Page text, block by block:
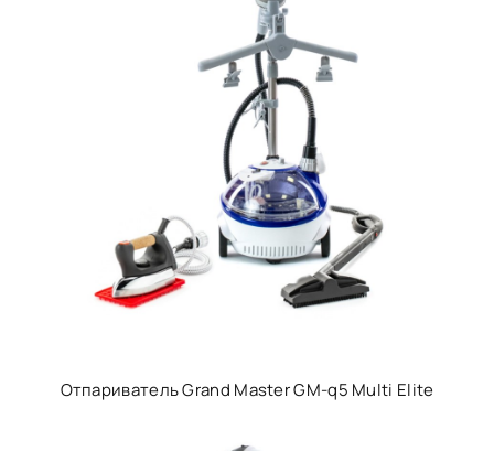
Отпариватель Grand Master GM-q5 Multi Elite